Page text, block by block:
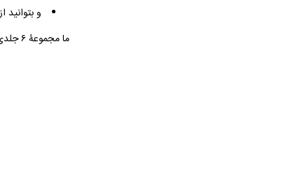
و بتوانید
ما مجموعۀ ۶ جلدی قصه‌های شیرین جنگل را به شما پیشنهاد می‌دهیم.